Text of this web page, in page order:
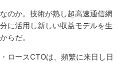
のか。技術が熟し超高速通信網
に活用し新しい収益モデルを生
らだ。
ロースCTOは、頻繁に来日し日